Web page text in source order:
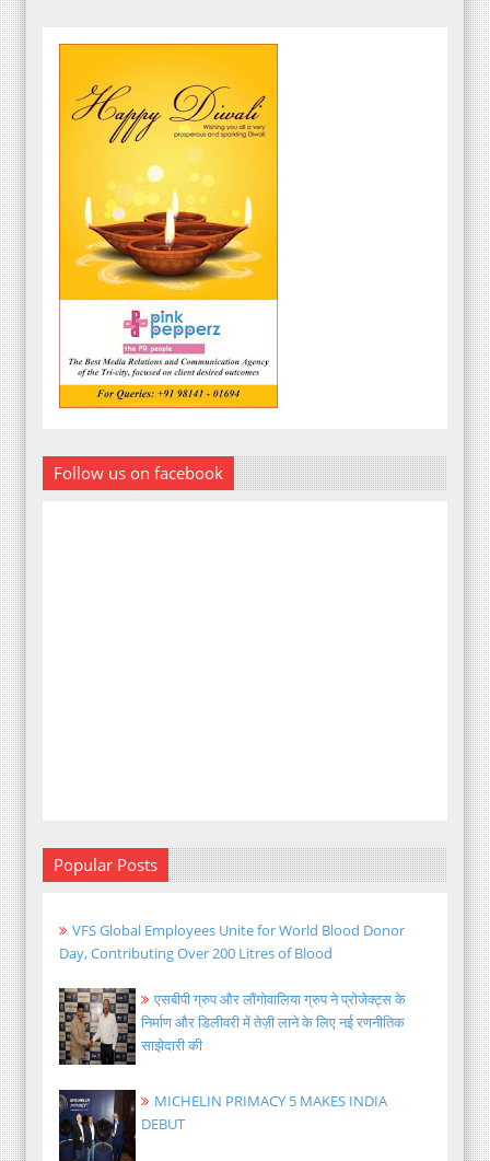
Follow us on facebook
Popular Posts
VFS Global Employees Unite for World Blood Donor
Day, Contributing Over 200 Litres of Blood
एसबीपी ग्रुप और लौंगोवालिया ग्रुप ने प्रोजेक्ट्स के
निर्माण और डिलीवरी में तेज़ी लाने के लिए नई रणनीतिक
साझेदारी की
MICHELIN PRIMACY 5 MAKES INDIA
DEBUT